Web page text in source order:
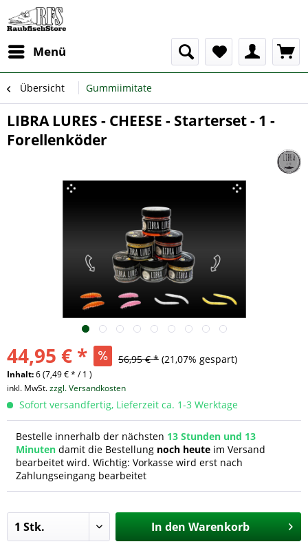
Menü
Übersicht Gummiimitate
LIBRA LURES - CHEESE - Starterset - 1 -
Forellenköder
44,95 € * 56,95 € * (21,07% gespart)
Inhalt:6 (7,49 € * / 1 )
inkl. MwSt.zzgl. Versandkosten
Sofort versandfertig, Lieferzeit ca. 1-3 Werktage
Bestelle innerhalb der nächsten 13 Stunden und 13
Minuten damit die Bestellung noch heute im Versand
bearbeitet wird. Wichtig: Vorkasse wird erst nach
Zahlungseingang bearbeitet
In den Warenkorb